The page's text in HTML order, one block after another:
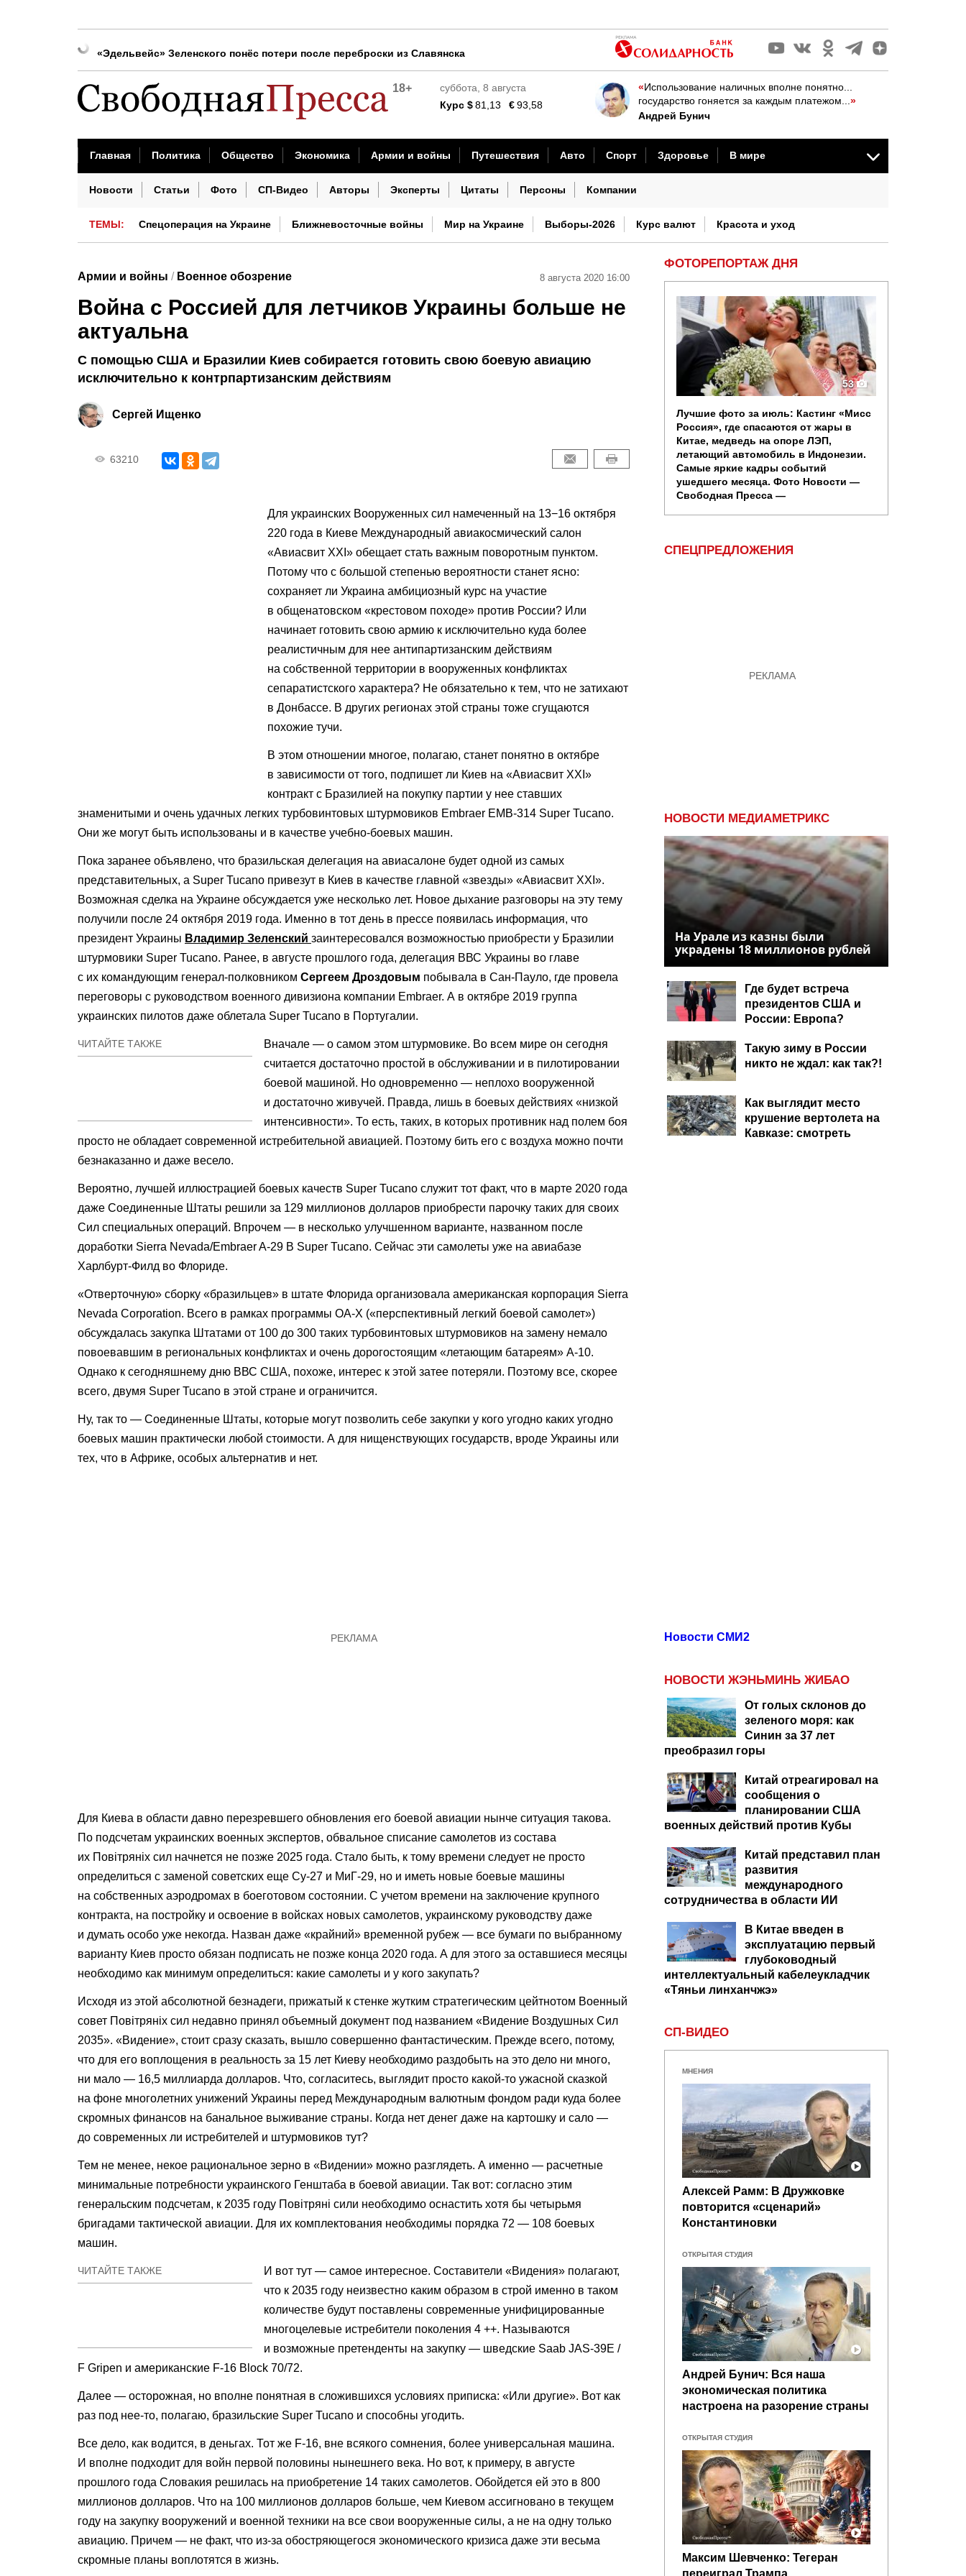
Названы продукты, которые вызывают «взрывную» диарею
Киев атакует: произошло возгорание на Ильском НПЗ
Россиянам рассказали, как определить негодность продукта в магазине за 30 секунд
В Киеве полыхает мощный пожар
18+
суббота, 8 августа
Курс $81,13 €93,58
«Использование наличных вполне понятно...
государство гоняется за каждым платежом... »
Андрей Бунич
Главная Политика Общество Экономика Армии и войны Путешествия Авто Спорт Здоровье В мире
Бизнес сегодня Недвижимость Происшествия Наука и технологии Культура Погода История
Новости Статьи Фото СП-Видео Авторы Эксперты Цитаты Персоны Компании
ТЕМЫ: Спецоперация на Украине Ближневосточные войны Мир на Украине Выборы-2026 Курс валют Красота и уход
Армии и войны / Военное обозрение 8 августа 2020 16:00
Война с Россией для летчиков Украины больше не
актуальна
С помощью США и Бразилии Киев собирается готовить свою боевую авиацию
исключительно к контрпартизанским действиям
Сергей Ищенко
63210
Для украинских Вооруженных сил намеченный на 13−16 октября
220 года в Киеве Международный авиакосмический салон
«Авиасвит ХХІ» обещает стать важным поворотным пунктом.
Потому что с большой степенью вероятности станет ясно:
сохраняет ли Украина амбициозный курс на участие
в общенатовском «крестовом походе» против России? Или
начинает готовить свою армию к исключительно куда более
реалистичным для нее антипартизанским действиям
на собственной территории в вооруженных конфликтах
сепаратистского характера? Не обязательно к тем, что не затихают
в Донбассе. В других регионах этой страны тоже сгущаются
похожие тучи.
В этом отношении многое, полагаю, станет понятно в октябре
в зависимости от того, подпишет ли Киев на «Авиасвит ХХІ»
контракт с Бразилией на покупку партии у нее ставших
знаменитыми и очень удачных легких турбовинтовых штурмовиков Embraer EMB-314 Super Tucano.
Они же могут быть использованы и в качестве учебно-боевых машин.
Пока заранее объявлено, что бразильская делегация на авиасалоне будет одной из самых
представительных, а Super Tucano привезут в Киев в качестве главной «звезды» «Авиасвит ХХІ».
Возможная сделка на Украине обсуждается уже несколько лет. Новое дыхание разговоры на эту тему
получили после 24 октября 2019 года. Именно в тот день в прессе появилась информация, что
президент Украины Владимир Зеленский заинтересовался возможностью приобрести у Бразилии
штурмовики Super Tucano. Ранее, в августе прошлого года, делегация ВВС Украины во главе
с их командующим генерал-полковником Сергеем Дроздовым побывала в Сан-Пауло, где провела
переговоры с руководством военного дивизиона компании Embraer. А в октябре 2019 группа
украинских пилотов даже облетала Super Tucano в Португалии.
ЧИТАЙТЕ ТАКЖЕ
Вначале — о самом этом штурмовике. Во всем мире он сегодня
считается достаточно простой в обслуживании и в пилотировании
боевой машиной. Но одновременно — неплохо вооруженной
и достаточно живучей. Правда, лишь в боевых действиях «низкой
интенсивности». То есть, таких, в которых противник над полем боя
просто не обладает современной истребительной авиацией. Поэтому бить его с воздуха можно почти
безнаказанно и даже весело.
Вероятно, лучшей иллюстрацией боевых качеств Super Tucano служит тот факт, что в марте 2020 года
даже Соединенные Штаты решили за 129 миллионов долларов приобрести парочку таких для своих
Сил специальных операций. Впрочем — в несколько улучшенном варианте, названном после
доработки Sierra Nevada/Embraer A-29 В Super Tucanо. Сейчас эти самолеты уже на авиабазе
Харлбурт-Филд во Флориде.
«Отверточную» сборку «бразильцев» в штате Флорида организовала американская корпорация Sierra
Nevada Corporation. Всего в рамках программы ОА-Х («перспективный легкий боевой самолет»)
обсуждалась закупка Штатами от 100 до 300 таких турбовинтовых штурмовиков на замену немало
повоевавшим в региональных конфликтах и очень дорогостоящим «летающим батареям» А-10.
Однако к сегодняшнему дню ВВС США, похоже, интерес к этой затее потеряли. Поэтому все, скорее
всего, двумя Super Tucanо в этой стране и ограничится.
Ну, так то — Соединенные Штаты, которые могут позволить себе закупки у кого угодно каких угодно
боевых машин практически любой стоимости. А для нищенствующих государств, вроде Украины или
тех, что в Африке, особых альтернатив и нет.
Для Киева в области давно перезревшего обновления его боевой авиации нынче ситуация такова.
По подсчетам украинских военных экспертов, обвальное списание самолетов из состава
их Повітряніх сил начнется не позже 2025 года. Стало быть, к тому времени следует не просто
определиться с заменой советских еще Су-27 и МиГ-29, но и иметь новые боевые машины
на собственных аэродромах в боеготовом состоянии. С учетом времени на заключение крупного
контракта, на постройку и освоение в войсках новых самолетов, украинскому руководству даже
и думать особо уже некогда. Назван даже «крайний» временной рубеж — все бумаги по выбранному
варианту Киев просто обязан подписать не позже конца 2020 года. А для этого за оставшиеся месяцы
необходимо как минимум определиться: какие самолеты и у кого закупать?
Исходя из этой абсолютной безнадеги, прижатый к стенке жутким стратегическим цейтнотом Военный
совет Повітряніх сил недавно принял объемный документ под названием «Видение Воздушных Сил
2035». «Видение», стоит сразу сказать, вышло совершенно фантастическим. Прежде всего, потому,
что для его воплощения в реальность за 15 лет Киеву необходимо раздобыть на это дело ни много,
ни мало — 16,5 миллиарда долларов. Что, согласитесь, выглядит просто какой-то ужасной сказкой
на фоне многолетних унижений Украины перед Международным валютным фондом ради куда более
скромных финансов на банальное выживание страны. Когда нет денег даже на картошку и сало —
до современных ли истребителей и штурмовиков тут?
Тем не менее, некое рациональное зерно в «Видении» можно разглядеть. А именно — расчетные
минимальные потребности украинского Генштаба в боевой авиации. Так вот: согласно этим
генеральским подсчетам, к 2035 году Повітряні сили необходимо оснастить хотя бы четырьмя
бригадами тактической авиации. Для их комплектования необходимы порядка 72 — 108 боевых
машин.
ЧИТАЙТЕ ТАКЖЕ
И вот тут — самое интересное. Составители «Видения» полагают,
что к 2035 году неизвестно каким образом в строй именно в таком
количестве будут поставлены современные унифицированные
многоцелевые истребители поколения 4 ++. Называются
и возможные претенденты на закупку — шведские Saab JAS-39E /
F Gripen и американские F-16 Block 70/72.
Далее — осторожная, но вполне понятная в сложившихся условиях приписка: «Или другие». Вот как
раз под нее-то, полагаю, бразильские Super Tucanо и способны угодить.
Все дело, как водится, в деньгах. Тот же F-16, вне всякого сомнения, более универсальная машина.
И вполне подходит для войн первой половины нынешнего века. Но вот, к примеру, в августе
прошлого года Словакия решилась на приобретение 14 таких самолетов. Обойдется ей это в 800
миллионов долларов. Что на 100 миллионов долларов больше, чем Киевом ассигновано в текущем
году на закупку вооружений и военной техники на все свои вооруженные силы, а не на одну только
авиацию. Причем — не факт, что из-за обостряющегося экономического кризиса даже эти весьма
скромные планы воплотятся в жизнь.
ФОТОРЕПОРТАЖ ДНЯ
53
Лучшие фото за июль: Кастинг «Мисс
Россия», где спасаются от жары в
Китае, медведь на опоре ЛЭП,
летающий автомобиль в Индонезии.
Самые яркие кадры событий
ушедшего месяца. Фото Новости —
Свободная Пресса —
СПЕЦПРЕДЛОЖЕНИЯ
НОВОСТИ МЕДИАМЕТРИКС
На Урале из казны были
украдены 18 миллионов рублей
Где будет встреча
президентов США и
России: Европа?
Такую зиму в России
никто не ждал: как так?!
Как выглядит место
крушение вертолета на
Кавказе: смотреть
Новости СМИ2
НОВОСТИ ЖЭНЬМИНЬ ЖИБАО
От голых склонов до
зеленого моря: как
Синин за 37 лет
преобразил горы
Китай отреагировал на
сообщения о
планировании США
военных действий против Кубы
Китай представил план
развития
международного
сотрудничества в области ИИ
В Китае введен в
эксплуатацию первый
глубоководный
интеллектуальный кабелеукладчик
«Тяньи линханчжэ»
СП-ВИДЕО
МНЕНИЯ
Алексей Рамм: В Дружковке
повторится «сценарий»
Константиновки
ОТКРЫТАЯ СТУДИЯ
Андрей Бунич: Вся наша
экономическая политика
настроена на разорение страны
ОТКРЫТАЯ СТУДИЯ
Максим Шевченко: Тегеран
переиграл Трампа